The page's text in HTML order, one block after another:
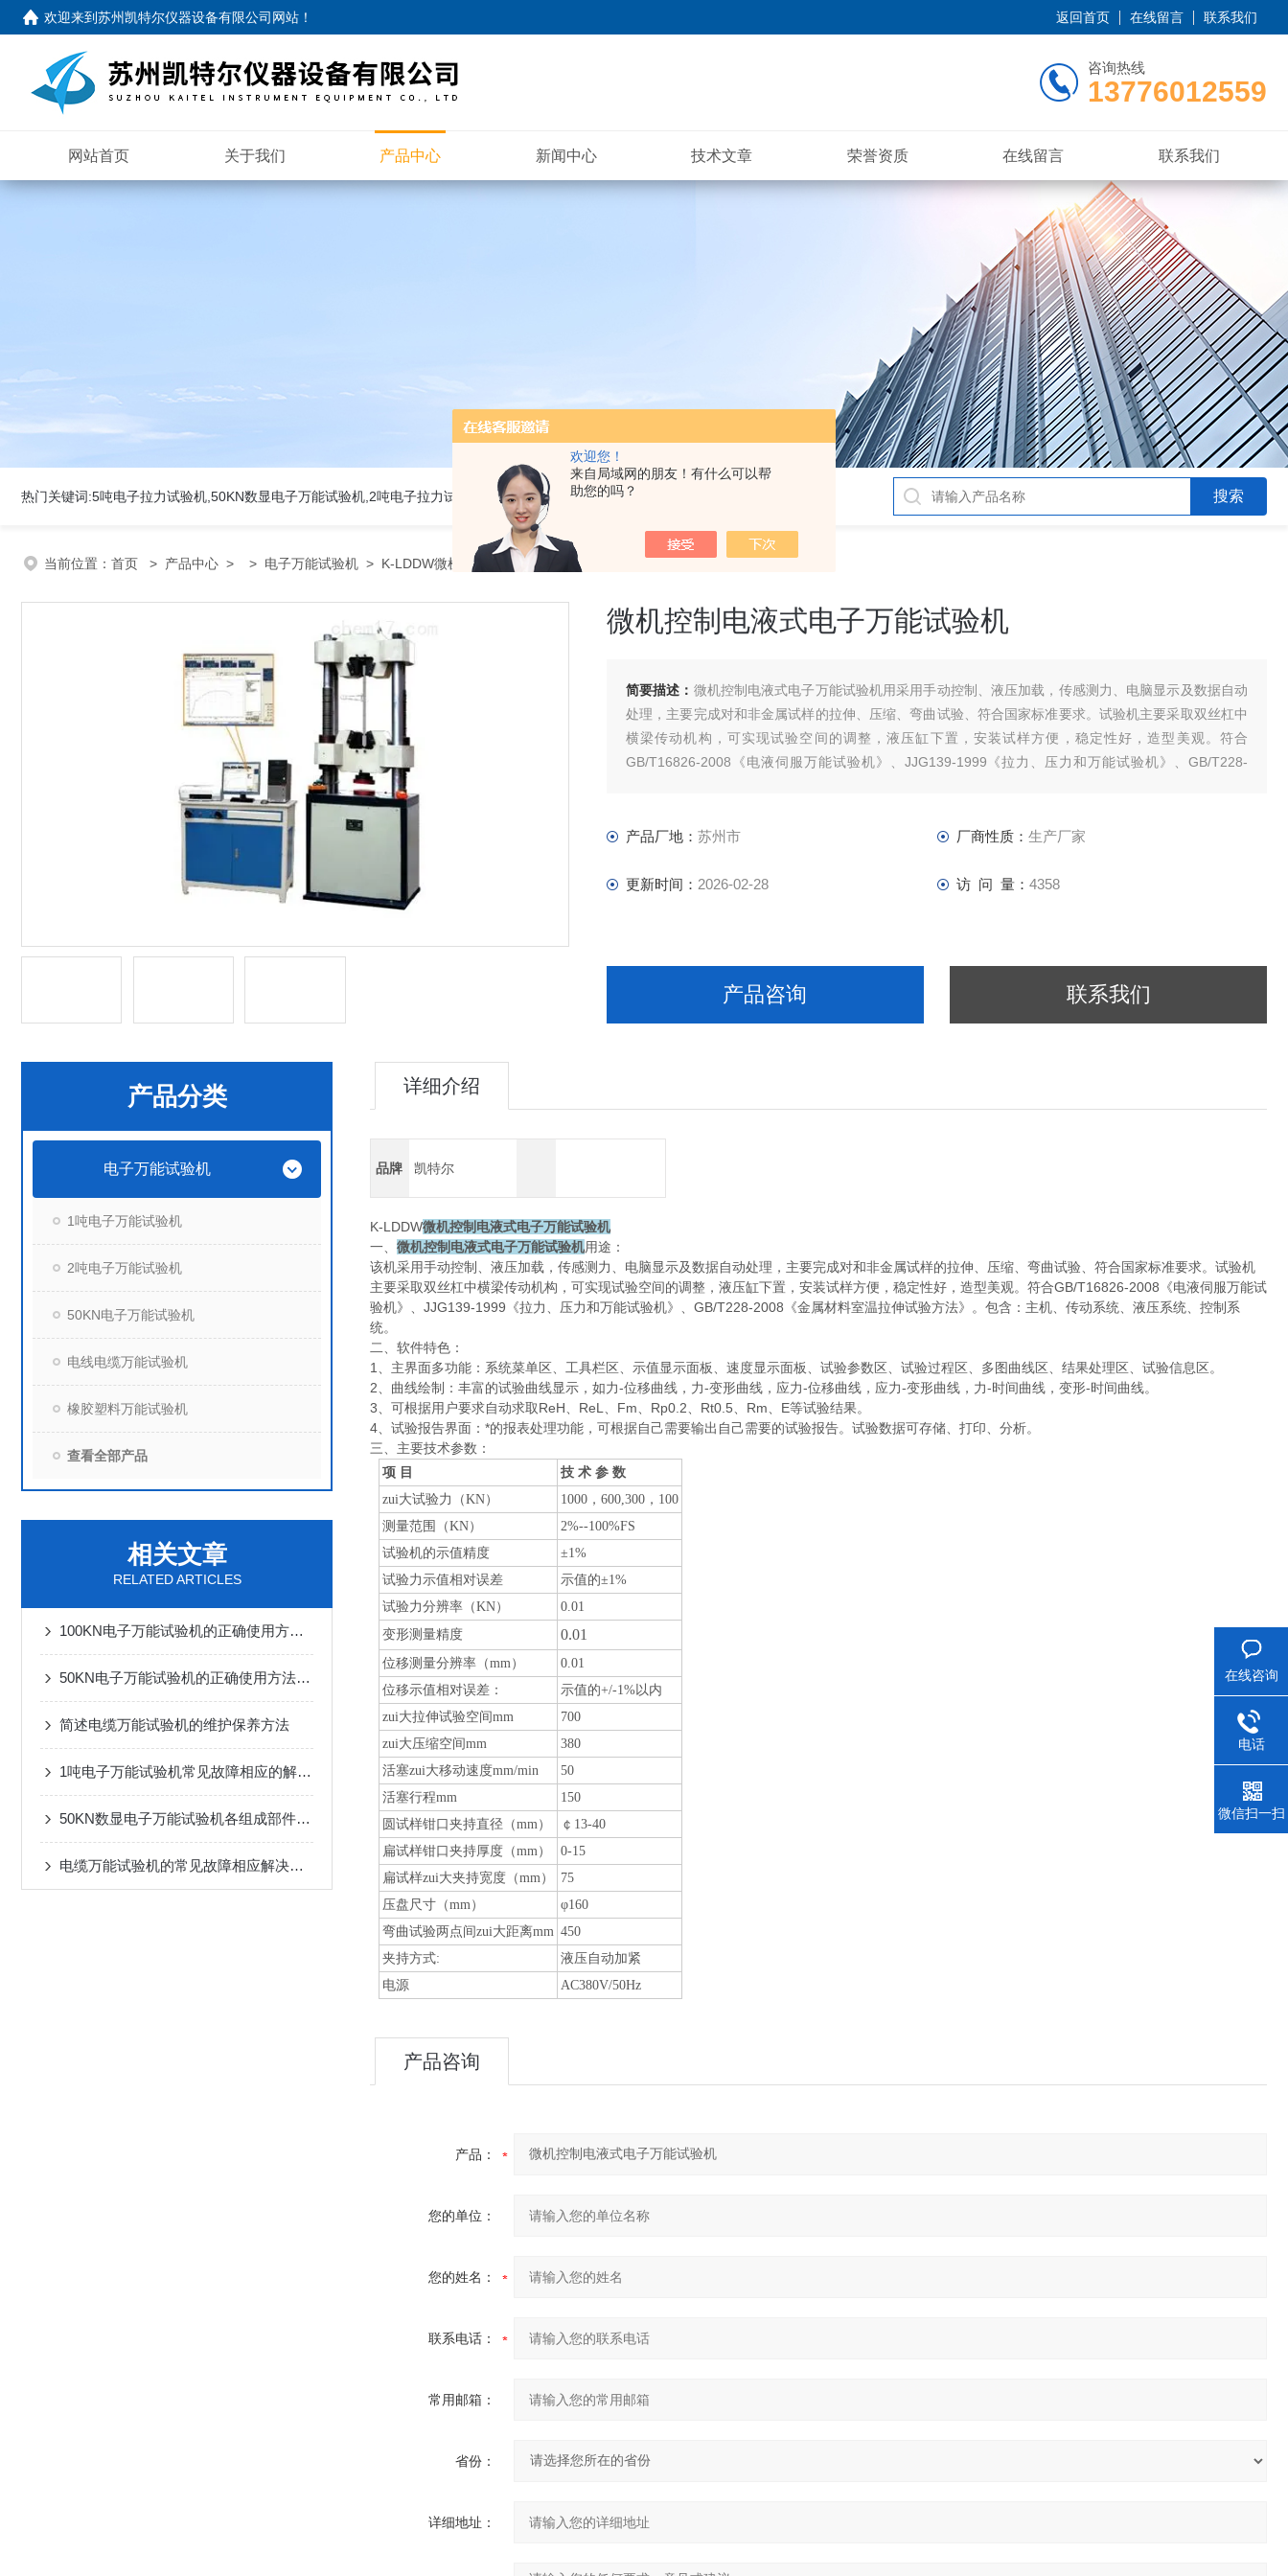
欢迎您！
来自局域网的朋友！有什么可以帮
助您的吗？
欢迎来到苏州凯特尔仪器设备有限公司网站！ 返回首页 在线留言 联系我们
咨询热线
13776012559
网站首页 关于我们 产品中心 新闻中心 技术文章 荣誉资质 在线留言 联系我们
当前位置： 首页 > 产品中心 > > 电子万能试验机 > K-LDDW微机控制电液式电子万能试验机
微机控制电液式电子万能试验机
简要描述： 微机控制电液式电子万能试验机用采用手动控制、液压加载，传感测力、电脑显示及数据自动
处理，主要完成对和非金属试样的拉伸、压缩、弯曲试验、符合国家标准要求。试验机主要采取双丝杠中
横梁传动机构，可实现试验空间的调整，液压缸下置，安装试样方便，稳定性好，造型美观。符合
GB/T16826-2008《电液伺服万能试验机》、JJG139-1999《拉力、压力和万能试验机》、GB/T228-
产品厂地： 苏州市 厂商性质： 生产厂家
更新时间： 2026-02-28 访 问 量： 4358
产品咨询 联系我们
产品分类
电子万能试验机
1吨电子万能试验机
2吨电子万能试验机
50KN电子万能试验机
电线电缆万能试验机
橡胶塑料万能试验机
查看全部产品
相关文章
RELATED ARTICLES
100KN电子万能试验机的正确使用方法，新手也能轻松掌握
50KN电子万能试验机的正确使用方法，新手也能轻松掌握
简述电缆万能试验机的维护保养方法
1吨电子万能试验机常见故障相应的解决方法
50KN数显电子万能试验机各组成部件功能特点的详细介绍
电缆万能试验机的常见故障相应解决方法分享
详细介绍
品牌 凯特尔
K-LDDW微机控制电液式电子万能试验机
一、 微机控制电液式电子万能试验机用途：
该机采用手动控制、液压加载，传感测力、电脑显示及数据自动处理，主要完成对和非金属试样的拉伸、压缩、弯曲试验、符合国家标准要求。试验机
主要采取双丝杠中横梁传动机构，可实现试验空间的调整，液压缸下置，安装试样方便，稳定性好，造型美观。符合GB/T16826-2008《电液伺服万能试
验机》、JJG139-1999《拉力、压力和万能试验机》、GB/T228-2008《金属材料室温拉伸试验方法》。包含：主机、传动系统、液压系统、控制系
统。
二、 软件特色：
1、主界面多功能：系统菜单区、工具栏区、示值显示面板、速度显示面板、试验参数区、试验过程区、多图曲线区、结果处理区、试验信息区。
2、曲线绘制：丰富的试验曲线显示，如力-位移曲线，力-变形曲线，应力-位移曲线，应力-变形曲线，力-时间曲线，变形-时间曲线。
3、可根据用户要求自动求取ReH、ReL、Fm、Rp0.2、Rt0.5、Rm、E等试验结果。
4、试验报告界面：*的报表处理功能，可根据自己需要输出自己需要的试验报告。试验数据可存储、打印、分析。
三、 主要技术参数：
项 目
技 术 参 数
zui大试验力（KN）
1000 ，600,300，100
测量范围（KN）
2%--100%FS
试验机的示值精度
±1%
试验力示值相对误差
示值的±1%
试验力分辨率（KN）
0.01
变形测量精度
0.01
位移测量分辨率（mm）
0.01
位移示值相对误差：
示值的+/-1%以内
zui大拉伸试验空间mm
700
zui大压缩空间mm
380
活塞zui大移动速度mm/min
50
活塞行程mm
150
圆试样钳口夹持直径（mm）
￠13-40
扁试样钳口夹持厚度（mm）
0-15
扁试样zui大夹持宽度（mm）
75
压盘尺寸（mm）
φ160
弯曲试验两点间zui大距离mm 450
夹持方式:
液压自动加紧
电源
AC380V/50Hz
产品咨询
产品：
您的单位：
您的姓名：
联系电话：
常用邮箱：
省份：
详细地址：
在线咨询
电话
微信扫一扫